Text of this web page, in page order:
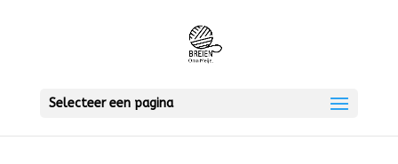
Selecteer een pagina